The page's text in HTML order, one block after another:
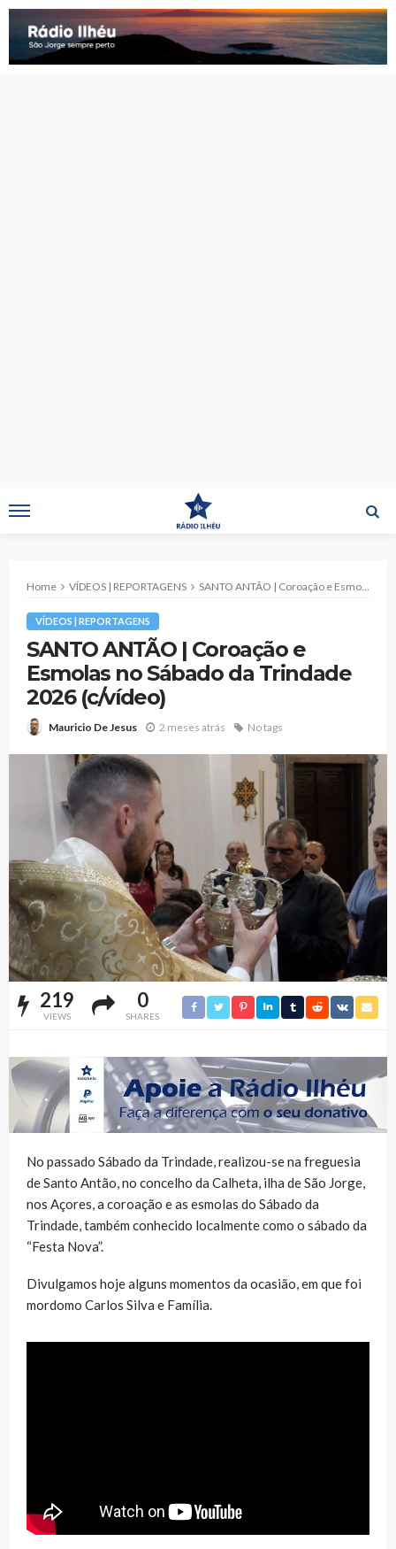
Home VÍDEOS | REPORTAGENS SANTO ANTÃO | Coroação e Esmolas no Sábado da Trindade 2026 (c/vídeo)
VÍDEOS | REPORTAGENS
SANTO ANTÃO | Coroação e
Esmolas no Sábado da Trindade
2026 (c/vídeo)
Mauricio De Jesus 2 meses atrás No tags
219
VIEWS
0
SHARES
No passado Sábado da Trindade, realizou-se na freguesia
de Santo Antão, no concelho da Calheta, ilha de São Jorge,
nos Açores, a coroação e as esmolas do Sábado da
Trindade, também conhecido localmente como o sábado da
“Festa Nova”.
Divulgamos hoje alguns momentos da ocasião, em que foi
mordomo Carlos Silva e Família.